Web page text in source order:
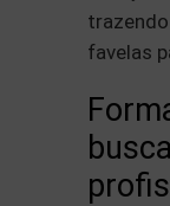
favelas